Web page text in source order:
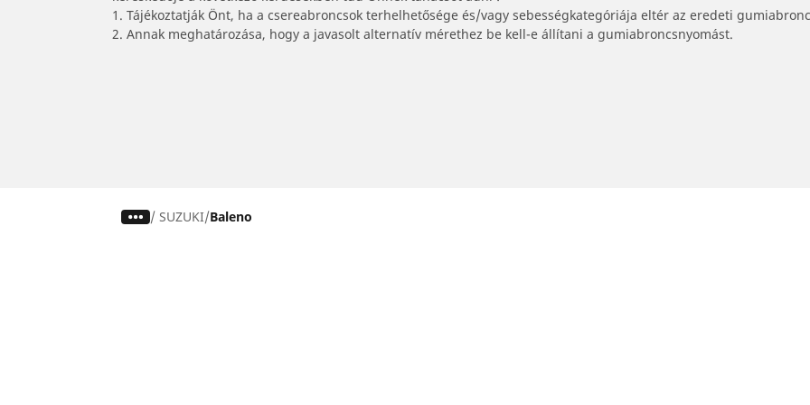
1. Tájékoztatják Önt, ha a csereabroncsok terhelhetősége és/vagy sebességkategóriája eltér az eredeti
2. Annak meghatározása, hogy a javasolt alternatív mérethez be kell-e állítani a gumiabroncsnyomást.
/ SUZUKI Baleno